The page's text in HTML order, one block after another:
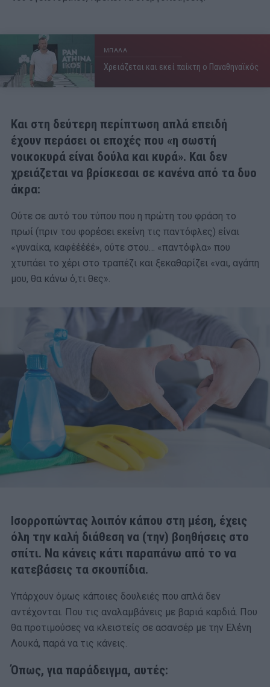
ΜΠΑΛΑ
Χρειάζεται και εκεί παίκτη ο Παναθηναϊκός
Και στη δεύτερη περίπτωση απλά επειδή
έχουν περάσει οι εποχές που «η σωστή
νοικοκυρά είναι δούλα και κυρά». Και δεν
χρειάζεται να βρίσκεσαι σε κανένα από τα δυο
άκρα:
Ούτε σε αυτό του τύπου που η πρώτη του φράση το
πρωί (πριν του φορέσει εκείνη τις παντόφλες) είναι
«γυναίκα, καφέέέέέ», ούτε στου… «παντόφλα» που
χτυπάει το χέρι στο τραπέζι και ξεκαθαρίζει «ναι, αγάπη
μου, θα κάνω ό,τι θες».
Ισορροπώντας λοιπόν κάπου στη μέση, έχεις
όλη την καλή διάθεση να (την) βοηθήσεις στο
σπίτι. Να κάνεις κάτι παραπάνω από το να
κατεβάσεις τα σκουπίδια.
Υπάρχουν όμως κάποιες δουλειές που απλά δεν
αντέχονται. Που τις αναλαμβάνεις με βαριά καρδιά. Που
θα προτιμούσες να κλειστείς σε ασανσέρ με την Ελένη
Λουκά, παρά να τις κάνεις.
Όπως, για παράδειγμα, αυτές: